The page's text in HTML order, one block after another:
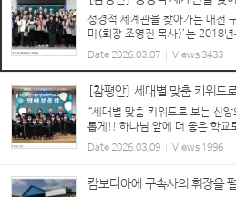
성경적 세계관을 찾아가는 대전
미(회장 조영진 목사)’는 2018
청권을 중심으로 다양한 교단과
신학생, 평신도 리더, 성도들이 참
Date2026.03.07 Views3433
[참평안] 세대별 맞춤 키워드
“세대별 맞춤 키워드로 보는 신
롭게!! 하나님 앞에 더 좋은 학교
각급 성경학교별로 진행되고 있
유년부의 운영 방향과 비전을 소
Date2026.03.09 Views 1996
캄보디아에 구속사의 휘장을